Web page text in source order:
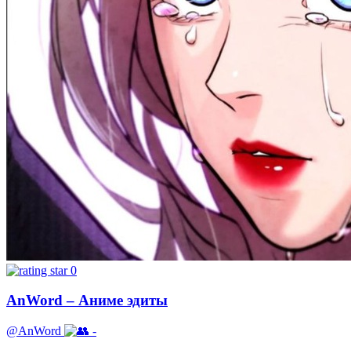
0
AnWord – Аниме эдиты
@AnWord -